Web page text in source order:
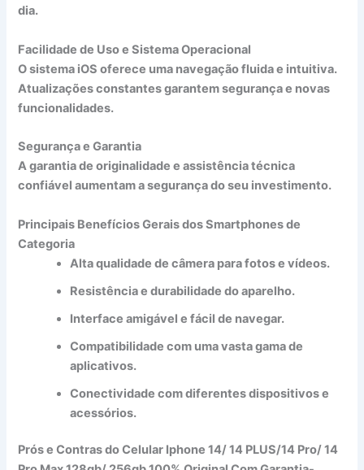
dia.
Facilidade de Uso e Sistema Operacional
O sistema iOS oferece uma navegação fluida e intuitiva.
Atualizações constantes garantem segurança e novas
funcionalidades.
Segurança e Garantia
A garantia de originalidade e assistência técnica
confiável aumentam a segurança do seu investimento.
Principais Benefícios Gerais dos Smartphones de
Categoria
Alta qualidade de câmera para fotos e vídeos.
Resistência e durabilidade do aparelho.
Interface amigável e fácil de navegar.
Compatibilidade com uma vasta gama de
aplicativos.
Conectividade com diferentes dispositivos e
acessórios.
Prós e Contras doCelular Iphone 14/ 14 PLUS/14 Pro/ 14